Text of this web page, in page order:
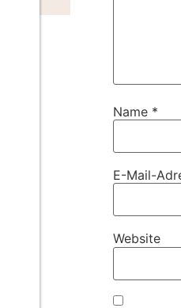
Name *
E-Mail-
Website